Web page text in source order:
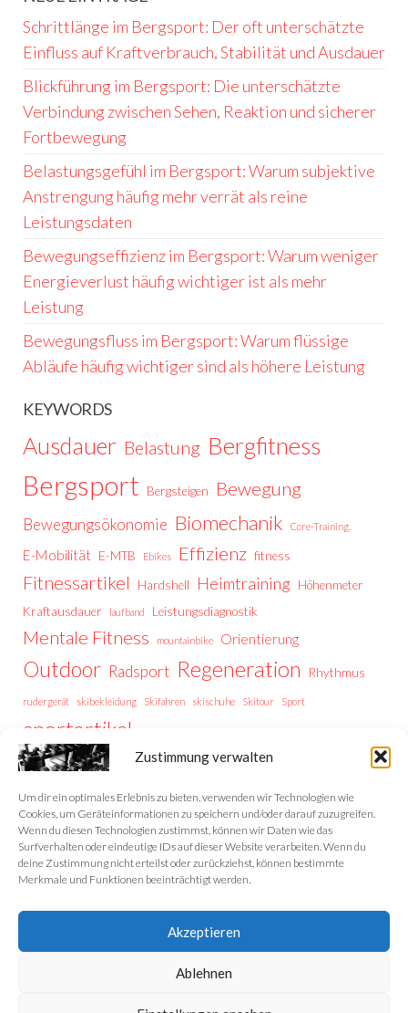
Zustimmung verwalten
Um dir ein optimales Erlebnis zu bieten, verwenden wir Technologien wie
Cookies, um Geräteinformationen zu speichern und/oder darauf zuzugreifen.
Wenn du diesen Technologien zustimmst, können wir Daten wie das
Surfverhalten oder eindeutige IDs auf dieser Website verarbeiten. Wenn du
deine Zustimmung nicht erteilst oder zurückziehst, können bestimmte
Merkmale und Funktionen beeinträchtigt werden.
Akzeptieren
Ablehnen
Schrittlänge im Bergsport: Der oft unterschätzte
Einfluss auf Kraftverbrauch, Stabilität und Ausdauer
Blickführung im Bergsport: Die unterschätzte
Verbindung zwischen Sehen, Reaktion und sicherer
Fortbewegung
Belastungsgefühl im Bergsport: Warum subjektive
Anstrengung häufig mehr verrät als reine
Leistungsdaten
Bewegungseffizienz im Bergsport: Warum weniger
Energieverlust häufig wichtiger ist als mehr
Leistung
Bewegungsfluss im Bergsport: Warum flüssige
Abläufe häufig wichtiger sind als höhere Leistung
KEYWORDS
Ausdauer Belastung Bergfitness
Bergsport Bergsteigen Bewegung
Bewegungsökonomie Biomechanik Core-Training.
E-Mobilität E-MTB Ebikes Effizienz fitness
Fitnessartikel Hardshell Heimtraining
Höhenmeter
Kraftausdauer
laufband Leistungsdiagnostik
Mentale Fitness mountainbike Orientierung
Outdoor Radsport Regeneration Rhythmus
rudergerät skibekleidung Skifahren skischuhe Skitour Sport
sportartikel
Trainingssteuerung
Trainingstipps Trekking Trekking Vorbereitung
Home
Datenschutzerklärung
Impressum
Cookie-Richtlinie (EU)